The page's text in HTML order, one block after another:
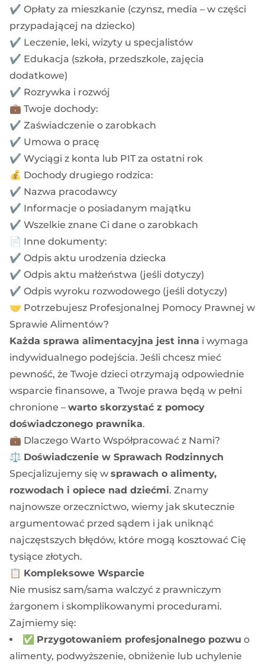
✔️ Opłaty za mieszkanie (czynsz, media – w części
przypadającej na dziecko)
✔️ Leczenie, leki, wizyty u specjalistów
✔️ Edukacja (szkoła, przedszkole, zajęcia
dodatkowe)
✔️ Rozrywka i rozwój
💼 Twoje dochody:
✔️ Zaświadczenie o zarobkach
✔️ Umowa o pracę
✔️ Wyciągi z konta lub PIT za ostatni rok
💰 Dochody drugiego rodzica:
✔️ Nazwa pracodawcy
✔️ Informacje o posiadanym majątku
✔️ Wszelkie znane Ci dane o zarobkach
📄 Inne dokumenty:
✔️ Odpis aktu urodzenia dziecka
✔️ Odpis aktu małżeństwa (jeśli dotyczy)
✔️ Odpis wyroku rozwodowego (jeśli dotyczy)
🤝 Potrzebujesz Profesjonalnej Pomocy Prawnej w
Sprawie Alimentów?
Każda sprawa alimentacyjna jest inna i wymaga
indywidualnego podejścia. Jeśli chcesz mieć
pewność, że Twoje dzieci otrzymają odpowiednie
wsparcie finansowe, a Twoje prawa będą w pełni
chronione – warto skorzystać z pomocy
doświadczonego prawnika.
💼 Dlaczego Warto Współpracować z Nami?
⚖️ Doświadczenie w Sprawach Rodzinnych
Specjalizujemy się w sprawach o alimenty,
rozwodach i opiece nad dziećmi. Znamy
najnowsze orzecznictwo, wiemy jak skutecznie
argumentować przed sądem i jak uniknąć
najczęstszych błędów, które mogą kosztować Cię
tysiące złotych.
📋 Kompleksowe Wsparcie
Nie musisz sam/sama walczyć z prawniczym
żargonem i skomplikowanymi procedurami.
Zajmiemy się:
✅ Przygotowaniem profesjonalnego pozwu o
alimenty, podwyższenie, obniżenie lub uchylenie